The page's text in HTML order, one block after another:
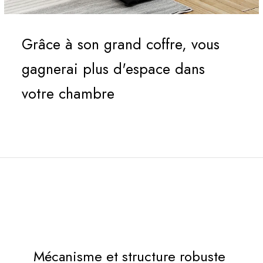
Grâce à son grand coffre, vous
gagnerai plus d'espace dans
votre chambre
Mécanisme et structure robuste